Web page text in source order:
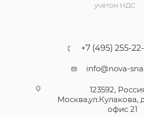
учётом НДС
+7 (495) 255-
info@nova-
123592,
Москва,ул.Кулакова,
офис 21